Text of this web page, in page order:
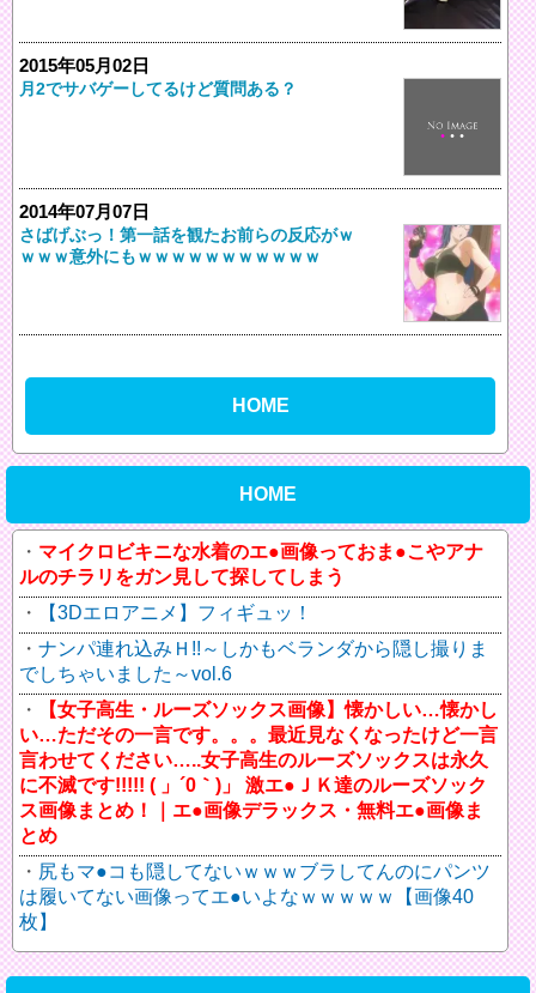
2015年05月02日
月2でサバゲーしてるけど質問ある？
2014年07月07日
さばげぶっ！第一話を観たお前らの反応がｗ
ｗｗｗ意外にもｗｗｗｗｗｗｗｗｗｗｗ
HOME
HOME
マイクロビキニな水着のエ●画像っておま●こやアナ
ルのチラリをガン見して探してしまう
【3Dエロアニメ】フィギュッ！
ナンパ連れ込みＨ!!～しかもベランダから隠し撮りま
でしちゃいました～vol.6
【女子高生・ルーズソックス画像】懐かしい…懐かし
い…ただその一言です。。。最近見なくなったけど一言
言わせてください…..女子高生のルーズソックスは永久
に不滅です!!!!! ( 」´0｀)」 激エ●ＪＫ達のルーズソック
ス画像まとめ！｜エ●画像デラックス・無料エ●画像ま
とめ
尻もマ●コも隠してないｗｗｗブラしてんのにパンツ
は履いてない画像ってエ●いよなｗｗｗｗｗ【画像40
枚】